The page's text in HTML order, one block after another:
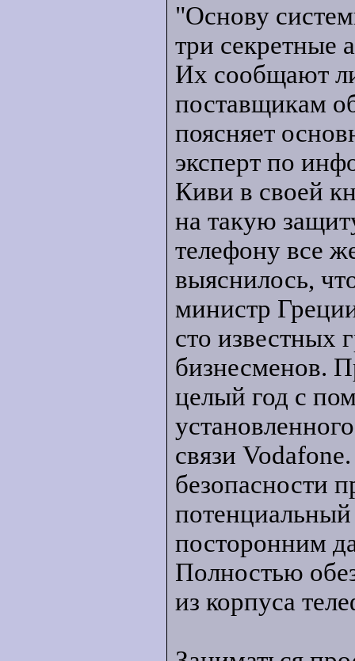
"Основу
три секретные
Их сообщают
поставщикам
поясняет
эксперт по
Киви в своей
на такую
телефону все
выяснилось,
министр
сто известных
бизнесменов.
целый год с
связи
безопасности
посторонним
Полностью
из корпуса